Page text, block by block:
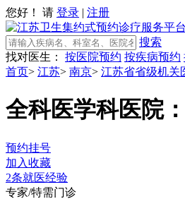
您好！ 请 登录 | 注册
搜索
找对医生：
按医院预约 按疾病预约
首页> 江苏> 南京> 江苏省省级机关
全科医学科医院：
预约挂号
加入收藏
2条就医经验
专家/特需门诊